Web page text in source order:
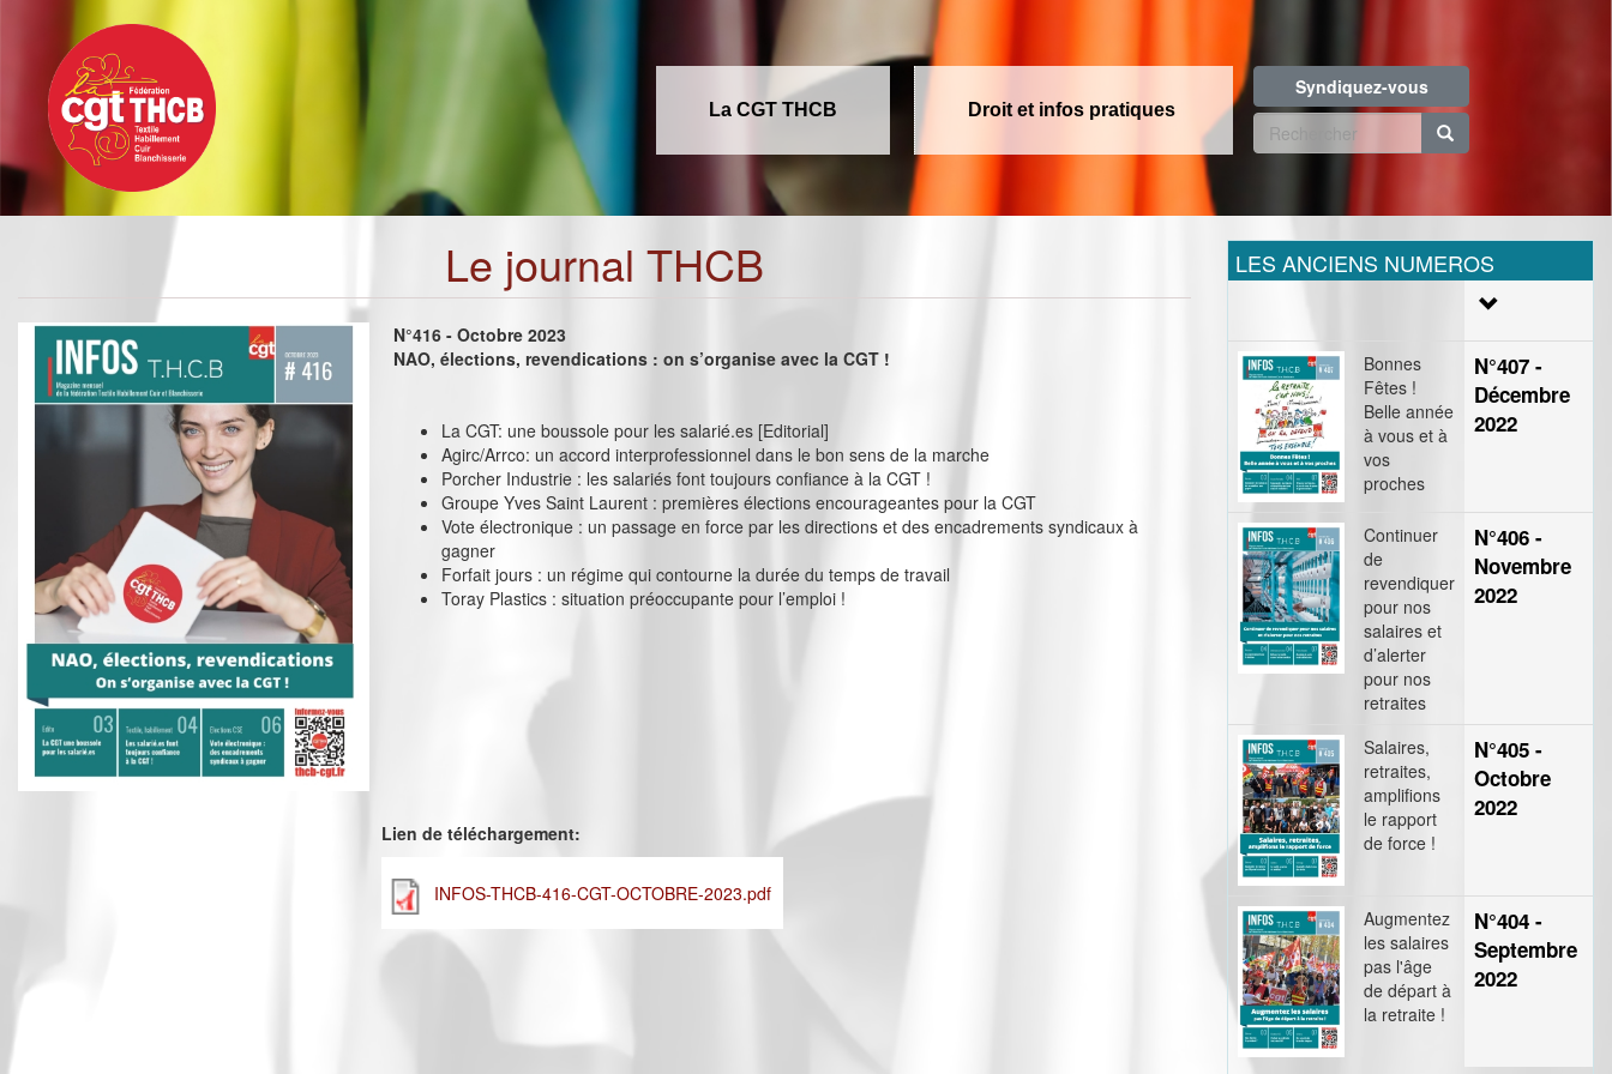
contenu
principal
La CGT THCB Droit et infos pratiques
Syndiquez-vous
Formulaire
recherche
Le journal THCB
N°416 - Octobre 2023
NAO, élections, revendications : on s’organise avec la CGT !
La CGT: une boussole pour les salarié.es [Editorial]
Agirc/Arrco: un accord interprofessionnel dans le bon sens de la marche
Porcher Industrie : les salariés font toujours confiance à la CGT !
Groupe Yves Saint Laurent : premières élections encourageantes pour la CGT
Vote électronique : un passage en force par les directions et des encadrements syndicaux à
gagner
Forfait jours : un régime qui contourne la durée du temps de travail
Toray Plastics : situation préoccupante pour l’emploi !
Lien de téléchargement:
INFOS-THCB-416-CGT-OCTOBRE-2023.pdf
LES ANCIENS NUMEROS
Bonnes
Fêtes !
Belle année
à vous et à
vos
proches
N°407 -
Décembre
2022
Continuer
de
revendiquer
pour nos
salaires et
d’alerter
pour nos
retraites
N°406 -
Novembre
2022
Salaires,
retraites,
amplifions
le rapport
de force !
N°405 -
Octobre
2022
Augmentez
les salaires
pas l'âge
de départ à
la retraite !
N°404 -
Septembre
2022